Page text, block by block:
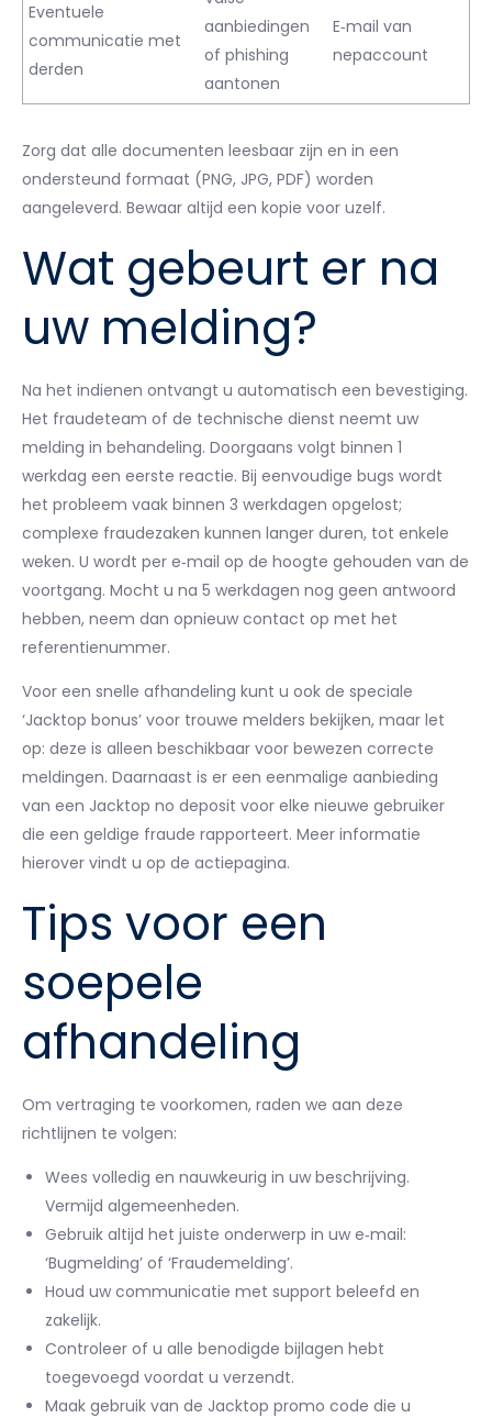
Eventuele
communicatie met
derden
aanbiedingen
of phishing
aantonen
E‑mail van
nepaccount
Zorg dat alle documenten leesbaar zijn en in een
ondersteund formaat (PNG, JPG, PDF) worden
aangeleverd. Bewaar altijd een kopie voor uzelf.
Wat gebeurt er na
uw melding?
Na het indienen ontvangt u automatisch een bevestiging.
Het fraudeteam of de technische dienst neemt uw
melding in behandeling. Doorgaans volgt binnen 1
werkdag een eerste reactie. Bij eenvoudige bugs wordt
het probleem vaak binnen 3 werkdagen opgelost;
complexe fraudezaken kunnen langer duren, tot enkele
weken. U wordt per e‑mail op de hoogte gehouden van de
voortgang. Mocht u na 5 werkdagen nog geen antwoord
hebben, neem dan opnieuw contact op met het
referentienummer.
Voor een snelle afhandeling kunt u ook de speciale
‘Jacktop bonus’ voor trouwe melders bekijken, maar let
op: deze is alleen beschikbaar voor bewezen correcte
meldingen. Daarnaast is er een eenmalige aanbieding
van een Jacktop no deposit voor elke nieuwe gebruiker
die een geldige fraude rapporteert. Meer informatie
hierover vindt u op de actiepagina.
Tips voor een
soepele
afhandeling
Om vertraging te voorkomen, raden we aan deze
richtlijnen te volgen:
Wees volledig en nauwkeurig in uw beschrijving.
Vermijd algemeenheden.
Gebruik altijd het juiste onderwerp in uw e‑mail:
‘Bugmelding’ of ‘Fraudemelding’.
Houd uw communicatie met support beleefd en
zakelijk.
Controleer of u alle benodigde bijlagen hebt
toegevoegd voordat u verzendt.
Maak gebruik van de Jacktop promo code die u